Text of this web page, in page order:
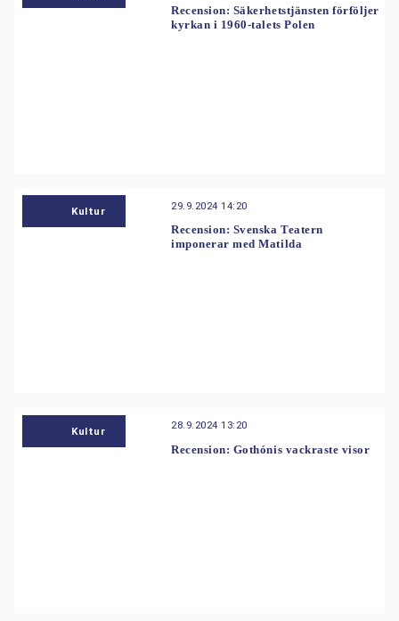
Recension: Säkerhetstjänsten förföljer
kyrkan i 1960-talets Polen
Kultur 29.9.2024 14:20
Recension: Svenska Teatern
imponerar med Matilda
Kultur 28.9.2024 13:20
Recension: Gothónis vackraste visor